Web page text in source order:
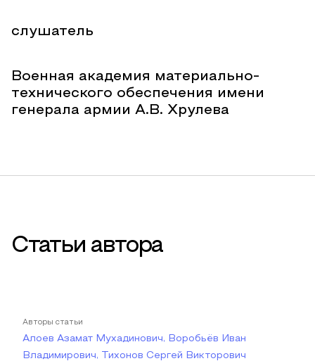
слушатель
Военная академия материально-
технического обеспечения имени
генерала армии А.В. Хрулева
Статьи автора
Авторы статьи
Алоев Азамат Мухадинович, Воробьёв Иван
Владимирович, Тихонов Сергей Викторович